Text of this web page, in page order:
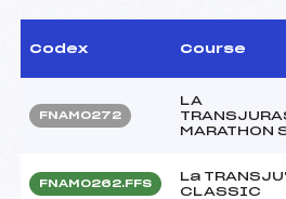
Codex Course
FNAM0272
LA
MARATHON
FNAM0262.FFS
La TRANSJU'
CLASSIC